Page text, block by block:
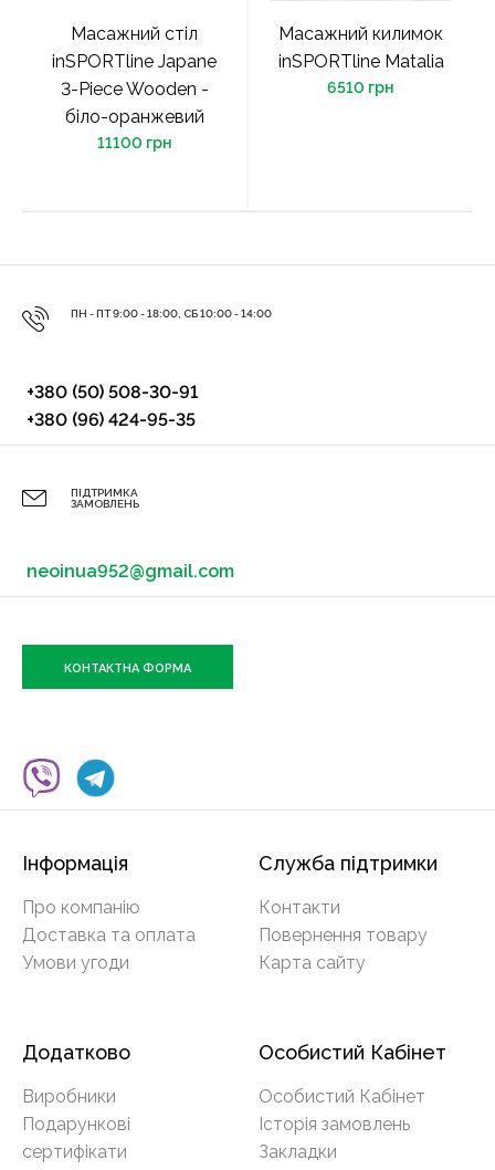
Масажний стіл
inSPORTline Japane
3-Piece Wooden -
біло-оранжевий
11100 грн
Масажний килимок
inSPORTline Matalia
6510 грн
ПН - ПТ 9:00 - 18:00, СБ 10:00 - 14:00
+380 (50) 508-30-91
+380 (96) 424-95-35
ПІДТРИМКА
ЗАМОВЛЕНЬ
neoinua952@gmail.com
КОНТАКТНА ФОРМА
Інформація
Про компанію
Доставка та оплата
Умови угоди
Служба підтримки
Контакти
Повернення товару
Карта сайту
Додатково
Виробники
Подарункові
сертифікати
Особистий Кабінет
Особистий Кабінет
Історія замовлень
Закладки